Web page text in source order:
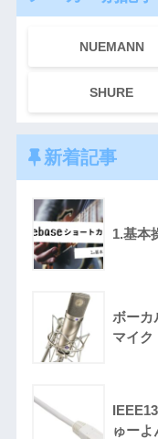
NUEMANN
SHURE
新着記事
1.基本
ボー
マイク
ゅーよ